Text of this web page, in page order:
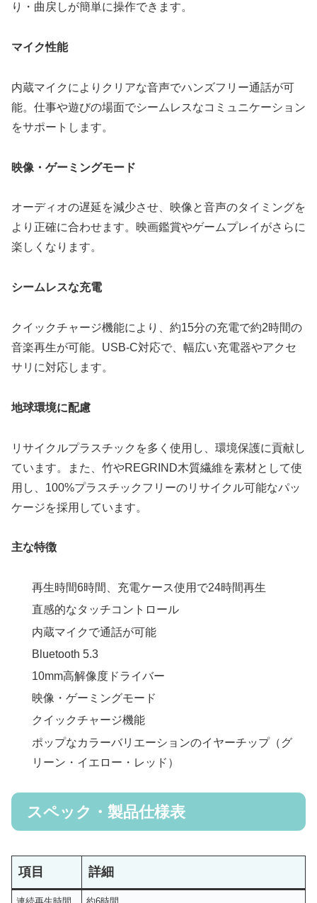
り・曲戻しが簡単に操作できます。
マイク性能
内蔵マイクによりクリアな音声でハンズフリー通話が可
能。仕事や遊びの場面でシームレスなコミュニケーション
をサポートします。
映像・ゲーミングモード
オーディオの遅延を減少させ、映像と音声のタイミングを
より正確に合わせます。映画鑑賞やゲームプレイがさらに
楽しくなります。
シームレスな充電
クイックチャージ機能により、約15分の充電で約2時間の
音楽再生が可能。USB-C対応で、幅広い充電器やアクセ
サリに対応します。
地球環境に配慮
リサイクルプラスチックを多く使用し、環境保護に貢献し
ています。また、竹やREGRIND木質繊維を素材として使
用し、100%プラスチックフリーのリサイクル可能なパッ
ケージを採用しています。
主な特徴
再生時間6時間、充電ケース使用で24時間再生
直感的なタッチコントロール
内蔵マイクで通話が可能
Bluetooth 5.3
10mm高解像度ドライバー
映像・ゲーミングモード
クイックチャージ機能
ポップなカラーバリエーションのイヤーチップ（グ
リーン・イエロー・レッド）
スペック・製品仕様表
項目 詳細